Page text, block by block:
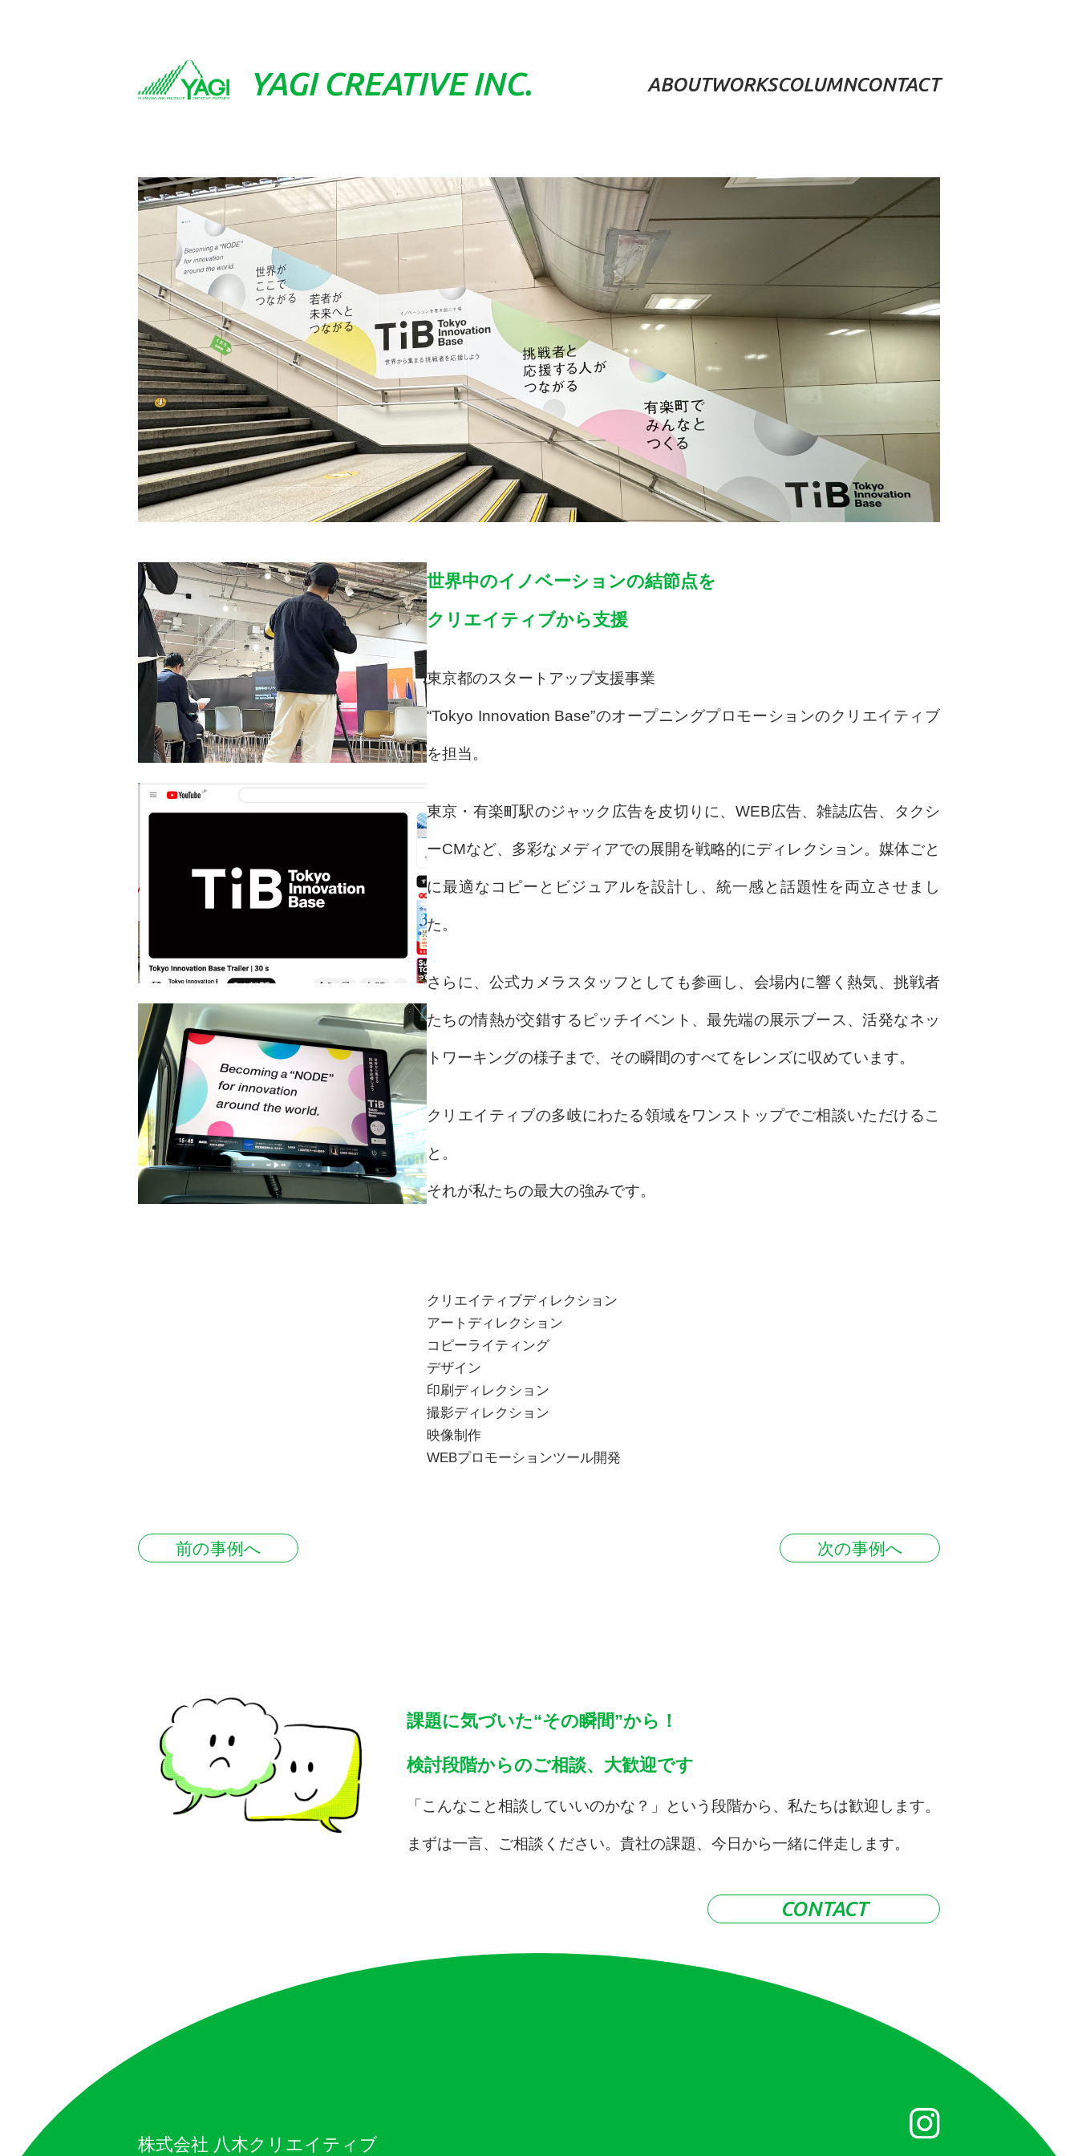
YAGI CREATIVEINC. ABOUTWORKSCOLUMNCONTACT
世界中のイノベーションの結節点を
クリエイティブから支援
東京都のスタートアップ支援事業
“Tokyo Innovation Base”のオープニングプロモーションのクリエイティブ
を担当。
東京・有楽町駅のジャック広告を皮切りに、WEB広告、雑誌広告、タクシ
ーCMなど、多彩なメディアでの展開を戦略的にディレクション。媒体ごと
に最適なコピーとビジュアルを設計し、統一感と話題性を両立させまし
た。
さらに、公式カメラスタッフとしても参画し、会場内に響く熱気、挑戦者
たちの情熱が交錯するピッチイベント、最先端の展示ブース、活発なネッ
トワーキングの様子まで、その瞬間のすべてをレンズに収めています。
クリエイティブの多岐にわたる領域をワンストップでご相談いただけるこ
と。
それが私たちの最大の強みです。
クリエイティブディレクション
アートディレクション
コピーライティング
デザイン
印刷ディレクション
撮影ディレクション
映像制作
WEBプロモーションツール開発
前の事例へ 次の事例へ
課題に気づいた“その瞬間”から！
検討段階からのご相談、大歓迎です
「こんなこと相談していいのかな？」という段階から、私たちは歓迎します。
まずは一言、ご相談ください。貴社の課題、今日から一緒に伴走します。
CONTACT
株式会社 八木クリエイティブ